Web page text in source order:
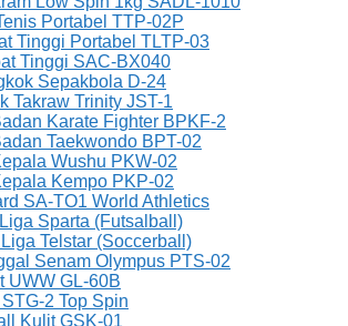
Portabel TTP-02P
Tinggi Portabel TLTP-03
Tinggi SAC-BX040
Sepakbola D-24
Takraw Trinity JST-1
Karate Fighter BPKF-2
Taekwondo BPT-02
Wushu PKW-02
Kempo PKP-02
SA-TO1 World Athletics
Sparta (Futsalball)
Telstar (Soccerball)
Senam Olympus PTS-02
UWW GL-60B
2 Top Spin
Kulit GSK-01